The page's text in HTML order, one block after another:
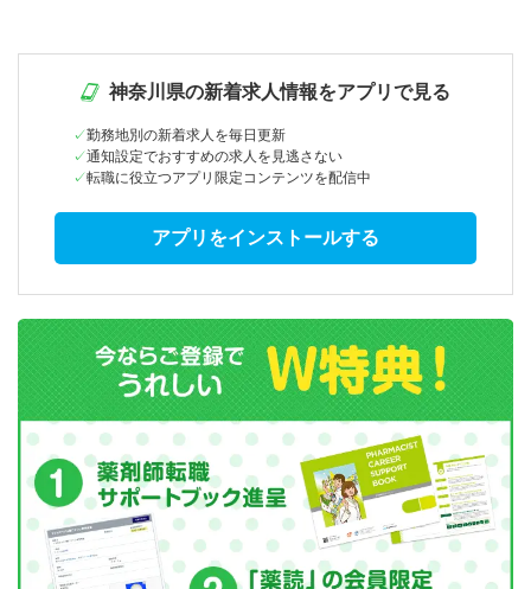
神奈川県の新着求人情報をアプリで見る
勤務地別の新着求人を毎日更新
通知設定でおすすめの求人を見逃さない
転職に役立つアプリ限定コンテンツを配信中
アプリをインストールする